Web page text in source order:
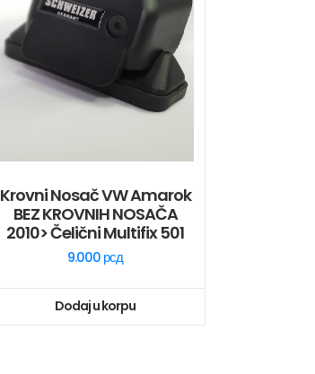
Krovni Nosač VW Amarok
BEZ KROVNIH NOSAČA
2010> Čelični Multifix 501
9.000 рсд
Dodaj u korpu